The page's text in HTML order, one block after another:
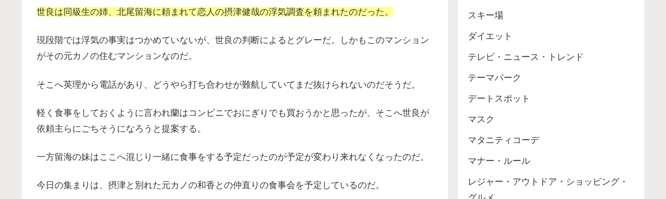
世良は同級生の姉、北尾留海に頼まれて恋人の摂津健哉の浮気調査を頼まれたのだった。
現段階では浮気の事実はつかめていないが、世良の判断によるとグレーだ。しかもこのマンション
がその元カノの住むマンションなのだ。
そこへ英理から電話があり、どうやら打ち合わせが難航していてまだ抜けられないのだそうだ。
軽く食事をしておくように言われ蘭はコンビニでおにぎりでも買おうかと思ったが、そこへ世良が
依頼主らにごちそうになろうと提案する。
一方留海の妹はここへ混じり一緒に食事をする予定だったのが予定が変わり来れなくなったのだ。
今日の集まりは、摂津と別れた元カノの和香との仲直りの食事会を予定しているのだ。
スキー場
ダイエット
テレビ・ニュース・トレンド
テーマパーク
デートスポット
マスク
マタニティコーデ
マナー・ルール
レジャー・アウトドア・ショッピング・